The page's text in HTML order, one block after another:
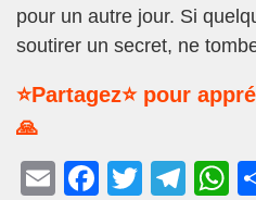
pour un autre jour. Si
soutirer un secret, ne
⭐Partagez⭐ pour
🙏
E
F
T
T